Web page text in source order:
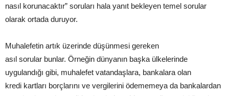
nasıl korunacaktır” soruları hala yanıt bekleyen temel sorular
olarak ortada duruyor.
Muhalefetin artık üzerinde düşünmesi gereken
asıl sorular bunlar. Örneğin dünyanın başka ülkelerinde
uygulandığı gibi, muhalefet vatandaşlara, bankalara olan
kredi kartları borçlarını ve vergilerini ödememeya da bankalardan